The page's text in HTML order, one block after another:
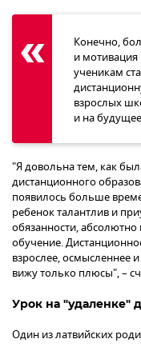
Конечно,
и
ученикам
взрослых
и на
"Я довольна тем, как
дистанционного
появилось больше
ребенок талантлив и
обязанности,
обучение.
взрослее, осмысленнее
вижу только плюсы", –
Урок на "удаленке"
Один из латвийских